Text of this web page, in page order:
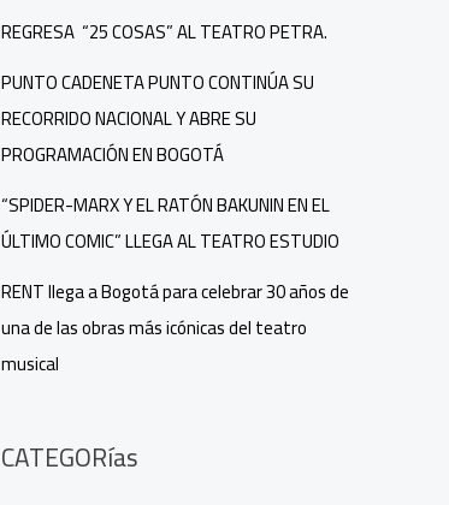
REGRESA “25 COSAS” AL TEATRO PETRA.
PUNTO CADENETA PUNTO CONTINÚA SU
RECORRIDO NACIONAL Y ABRE SU
PROGRAMACIÓN EN BOGOTÁ
“SPIDER-MARX Y EL RATÓN BAKUNIN EN EL
ÚLTIMO COMIC” LLEGA AL TEATRO ESTUDIO
RENT llega a Bogotá para celebrar 30 años de
una de las obras más icónicas del teatro
musical
CATEGORías